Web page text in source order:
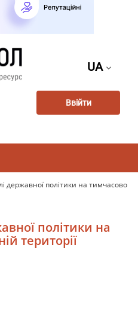
UA
Ввійти
державної політики на тимчасово
політики на
території